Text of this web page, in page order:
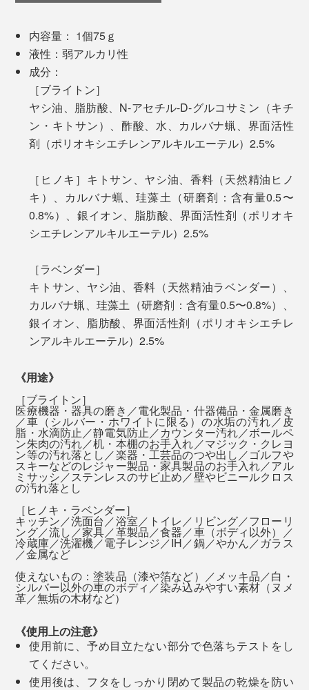
けるのもおすすめです。
研磨剤の原料は、珪藻土100％(含有率0.5%〜0.8%)。汚
れをはがす役割を果たしつつ、微粒子で傷がつきにくい
のが特徴です。
素材／プラスチック、金属、セラミック、ガラスな
ど
汚れ／手垢、機械油、皮脂汚れなど
日常的な汚れなら、スポンジに本品をとって、さっとひ
なり、少量で広範囲をきれいにできます。
め。あくまで個人の感覚ですが、メラミンスポンジのパ
ワーが倍増するイメージです。
洗浄剤として配合。ココヤシの果実から採れる油を精製
したもので、強い洗浄力があり、石けんの原料にも使用
される。
キトサン
抗菌、消臭成分として配合。カニやエビなどの甲殻類の
殻に含まれるキチンと呼ばれる物質に由来する。
研磨剤として0.5〜0.8%配合。藻類の一種である珪藻の
殻の化石の堆積物。微粒子のため、素材を傷つけにく
い。
カルバナ蝋（ロウ）
仕上げにツヤを与えるワックス剤として配合。サビや汚
れをつきにくくする効果も。ブラジルロウヤシの葉から
取れる蝋で、化粧品、医薬品（軟膏、膏薬）などにも多
天然精油（ヒノキ、ラベンダー）
使い心地は、メイク落としの「クレンジングバーム」に
意外にもさっぱりしていて、使用後の拭き取りも簡単で
す。
今日は、「 竹ピンブラシ
始めて、汚れが気にはなっていたものの、水洗いできな
い素材。見て見ぬふりをしていましたが、『TOMIE』で
解決。拭き取り後のクロスに、しっかり汚れが移りまし
20代の頃に買ったシルバーのリングもクレンジング。真
っ黒に変色したまま、長年アクセサリーケースで仮死状
態でしたが、蘇生に大成功。
そして、今気に入っているのが、社長の南さんに教えて
いただいた、フローリング掃除。ウェットタイプのシー
トに本品を塗って、往復するだけ。
内容量： 1個75ｇ
液性：弱アルカリ性
成分：
［ブライトン］
ヤシ油、脂肪酸、N-アセチル-D-グルコサミン（キチ
ン・キトサン）、酢酸、水、カルバナ蝋、界面活性
剤（ポリオキシエチレンアルキルエーテル）2.5%
［ヒノキ］キトサン、ヤシ油、香料（天然精油ヒノ
キ）、カルバナ蝋、珪藻土（研磨剤：含有量0.5〜
0.8%）、銀イオン、脂肪酸、界面活性剤（ポリオキ
シエチレンアルキルエーテル）2.5%
［ラベンダー］
キトサン、ヤシ油、香料（天然精油ラベンダー）、
カルバナ蝋、珪藻土（研磨剤：含有量0.5〜0.8%）、
銀イオン、脂肪酸、界面活性剤（ポリオキシエチレ
ンアルキルエーテル）2.5%
《用途》
［ブライトン］
医療機器・器具の磨き／電化製品・什器備品・金属磨き
／車（シルバー・ホワイトに限る）の水垢の汚れ／皮
脂・水滴防止／静電気防止／カウンター汚れ／ボールペ
ン朱肉の汚れ／机・本棚のお手入れ／マジック・クレヨ
ン等の汚れ落とし／楽器・工芸品のつや出し／ゴルフや
スキーなどのレジャー製品・家具製品のお手入れ／アル
ミサッシ／ステンレスのサビ止め／壁やビニールクロス
の汚れ落とし
［ヒノキ・ラベンダー］
キッチン／洗面台／浴室／トイレ／リビング／フローリ
ング／流し／家具／革製品／食器／車（ボディ以外）／
冷蔵庫／洗濯機／電子レンジ／IH／鍋／やかん／ガラス
／金属など
使えないもの：塗装品（漆や箔など）／メッキ品／白・
シルバー以外の車のボディ／染み込みやすい素材（ヌメ
革／無垢の木材など）
《使用上の注意》
使用前に、予め目立たない部分で色落ちテストをし
てください。
使用後は、フタをしっかり閉めて製品の乾燥を防い